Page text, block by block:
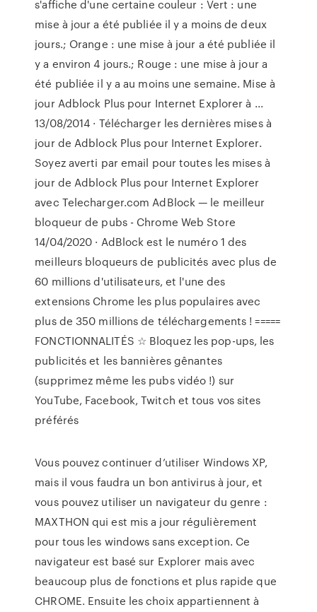
s'affiche d'une certaine couleur : Vert : une
mise à jour a été publiée il y a moins de deux
jours.; Orange : une mise à jour a été publiée il
y a environ 4 jours.; Rouge : une mise à jour a
été publiée il y a au moins une semaine. Mise à
jour Adblock Plus pour Internet Explorer à ...
13/08/2014 · Télécharger les dernières mises à
jour de Adblock Plus pour Internet Explorer.
Soyez averti par email pour toutes les mises à
jour de Adblock Plus pour Internet Explorer
avec Telecharger.com AdBlock — le meilleur
bloqueur de pubs - Chrome Web Store
14/04/2020 · AdBlock est le numéro 1 des
meilleurs bloqueurs de publicités avec plus de
60 millions d'utilisateurs, et l'une des
extensions Chrome les plus populaires avec
plus de 350 millions de téléchargements ! =====
FONCTIONNALITÉS ☆ Bloquez les pop-ups, les
publicités et les bannières gênantes
(supprimez même les pubs vidéo !) sur
YouTube, Facebook, Twitch et tous vos sites
préférés
Vous pouvez continuer d’utiliser Windows XP,
mais il vous faudra un bon antivirus à jour, et
vous pouvez utiliser un navigateur du genre :
MAXTHON qui est mis a jour régulièrement
pour tous les windows sans exception. Ce
navigateur est basé sur Explorer mais avec
beaucoup plus de fonctions et plus rapide que
CHROME. Ensuite les choix appartiennent à